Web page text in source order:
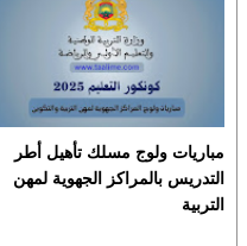
مباريات ولوج مسلك تأهيل أطر
التدريس بالمراكز الجهوية لمهن
التربية